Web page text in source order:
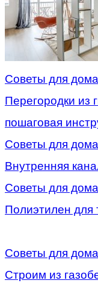
Советы для дома
Перегородки из
пошаговая
Советы для дома
Внутренняя
Советы для дома
Полиэтилен для
Советы для дома
Строим из